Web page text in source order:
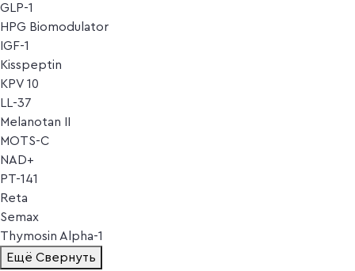
GLP-1
HPG Biomodulator
IGF-1
Kisspeptin
KPV 10
LL-37
Melanotan II
MOTS-C
NAD+
PT-141
Reta
Semax
Thymosin Alpha-1
Ещё Свернуть